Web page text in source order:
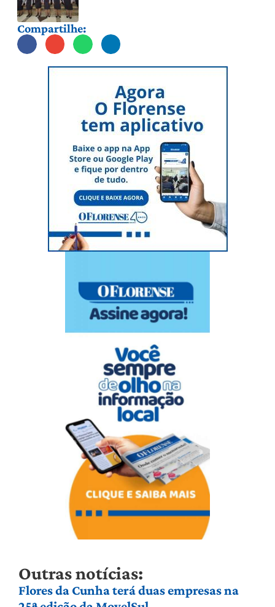
Compartilhe:
Outras notícias:
Flores da Cunha terá duas empresas na